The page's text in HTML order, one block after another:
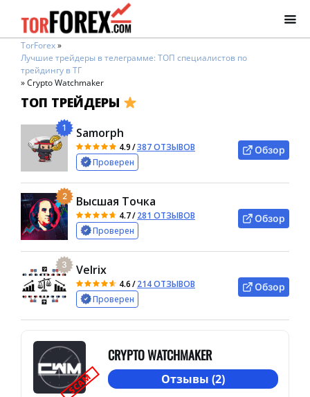
TorForex»
Лучшие трейдеры в телеграмме: ТОП специалистов по
трейдингу в ТГ
»Crypto Watchmaker
ТОП ТРЕЙДЕРЫ
1 Samorph
4.9/387 ОТЗЫВОВ
Проверен
Обзор
2 Высшая Точка
4.7/281 ОТЗЫВОВ
Проверен
Обзор
3 Velrix
4.6/214 ОТЗЫВОВ
Проверен
Обзор
SCAM
CRYPTO WATCHMAKER
Отзывы (2)